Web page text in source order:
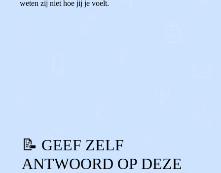
weten zij niet hoe jij je voelt.
📝 GEEF ZELF
ANTWOORD OP DEZE